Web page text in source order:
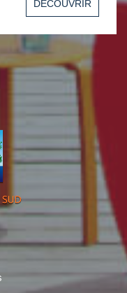
DÉCOUVRIR